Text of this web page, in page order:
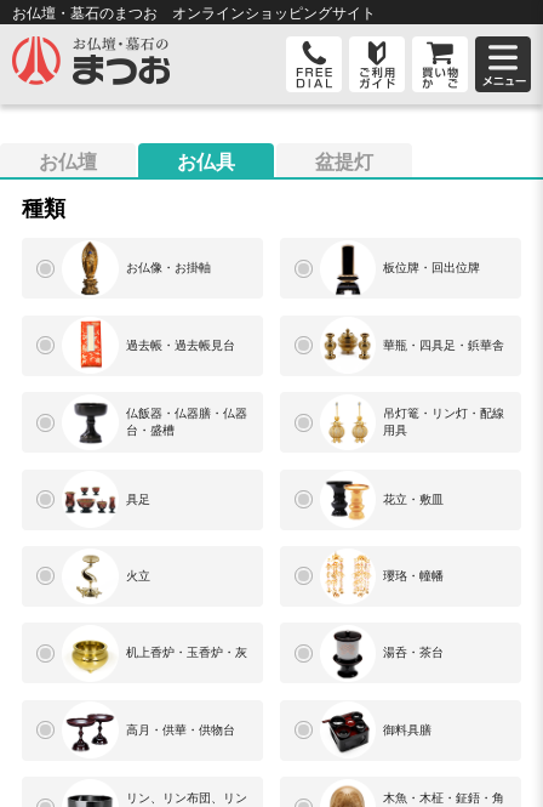
お仏壇・墓石のまつお オンラインショッピングサイト
お仏壇 お仏具 盆提灯
種類
お仏像・お掛軸 板位牌・回出位牌
過去帳・過去帳見台 華瓶・四具足・鋲華舎
仏飯器・仏器膳・仏器
台・盛槽
吊灯篭・リン灯・配線
用具
具足 花立・敷皿
火立 瓔珞・幢幡
机上香炉・玉香炉・灰 湯呑・茶台
高月・供華・供物台 御料具膳
リン、リン布団、リン
木魚・木柾・鉦鋙・角